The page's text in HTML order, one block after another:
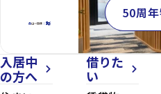
50周
入居中
の方へ
arrow_forward_ios
借りた
い
arrow_forward_ios